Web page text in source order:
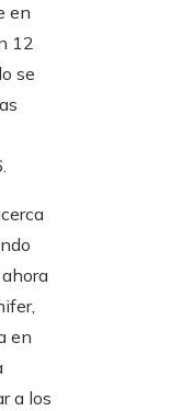
en
12
se
en
a los